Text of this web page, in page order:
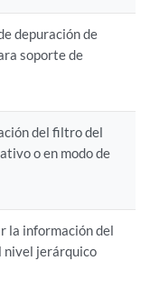
depuración de
soporte de
delfiltro del
o en modo de
la información del
jerárquico